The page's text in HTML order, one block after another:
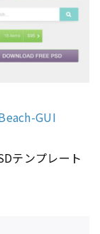
GUI
テンプレート